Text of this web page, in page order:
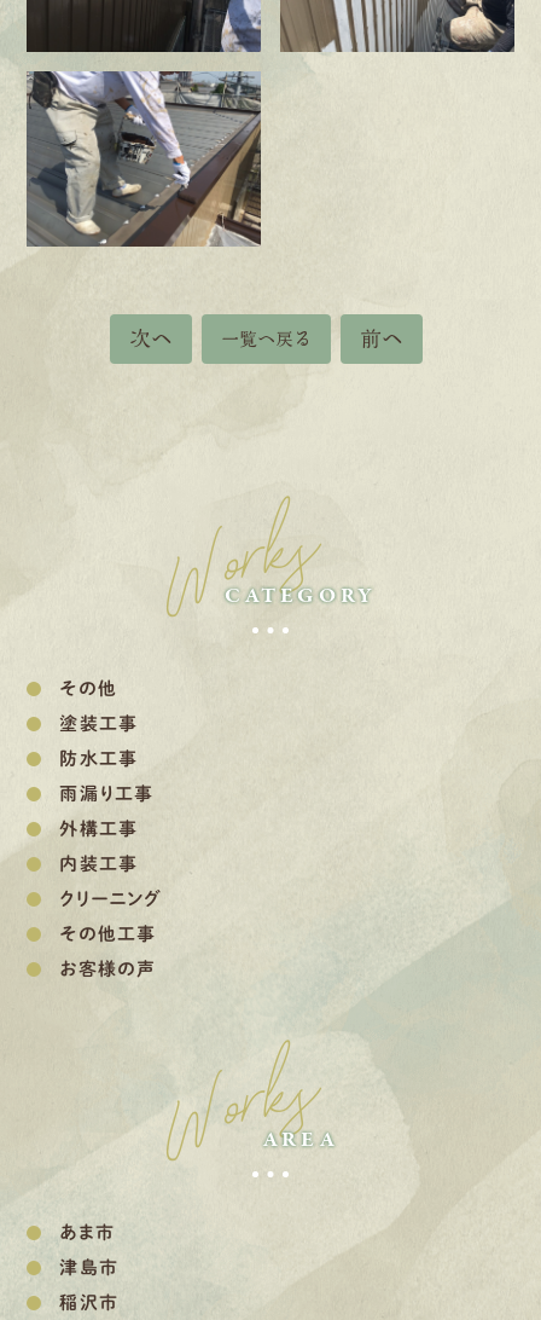
次へ 一覧へ戻る 前へ
Works
CATEGORY
その他
塗装工事
防水工事
雨漏り工事
外構工事
内装工事
クリーニング
その他工事
お客様の声
Works
AREA
あま市
津島市
稲沢市